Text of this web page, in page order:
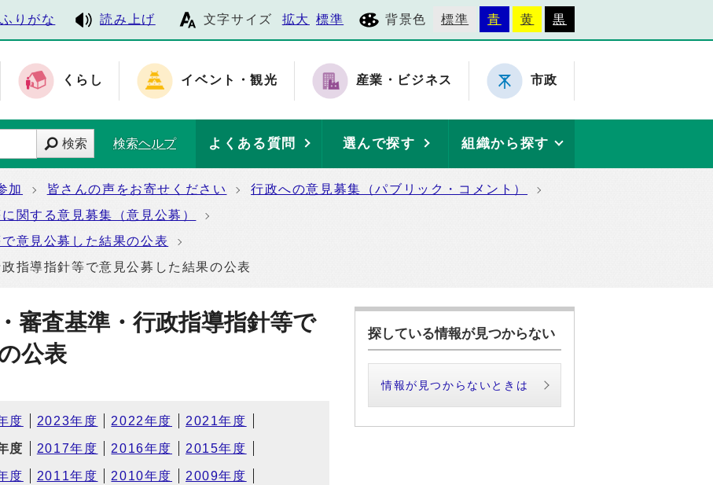
ふりがな 読み上げ 文字サイズ 拡大 標準 背景色 標準 青 黄 黒
くらし イベント・観光 産業・ビジネス 市政
検索 検索ヘルプ よくある質問 選んで探す 組織から探す
加 皆さんの声をお寄せください
行政への意見募集（パブリック・コメント）
関する意見募集（意見公募）
意見公募した結果の公表
指導指針等で意見公募した結果の公表
査基準・行政指導指針等で
公表
度 2023年度 2022年度 2021年度
度 2017年度 2016年度 2015年度
度 2011年度 2010年度 2009年度
探している情報が見つからない
情報が見つからないときは